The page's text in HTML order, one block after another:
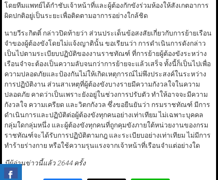
โดยทีมแพทย์ได้กำชับเจ้าหน้าที่และผู้ต้องกักขังร่วมห้องให้สังเกตอาการ
ผิดปกติอยู่เป็นระยะเพื่อติดตามอาการอย่างใกล้ชิด
นายวีระกิตติ์ กล่าวปิดท้ายว่า ส่วนประเด็นข้อสงสัยเกี่ยวกับการย้ายเรือน
จำของผู้ต้องขังโดยไม่แจ้งญาตินั้น ขอเรียนว่า การดำเนินการดังกล่าว
เป็นไปตามระเบียบปฏิบัติของงานราชทัณฑ์ ที่การย้ายผู้ต้องขังระหว่าง
เรือนจำจะต้องเป็นความลับจนกว่าการย้ายจะแล้วเสร็จ ทั้งนี้ก็เป็นไปเพื่อ
ความปลอดภัยและป้องกันไม่ให้เกิดเหตุการณ์ไม่พึงประสงค์ในระหว่าง
การปฏิบัติงาน ส่วนสาเหตุที่ผู้ต้องขังบางรายมีความกังวลใจในความ
ปลอดภัย คาดว่าเป็นเพราะยังอยู่ในช่วงการปรับตัว ทำให้อาจจะมีความ
กังวลใจ ความเครียด และวิตกกังวล ซึ่งขอยืนยันว่า กรมราชทัณฑ์ มีการ
ดำเนินการและปฏิบัติต่อผู้ต้องขังทุกคนอย่างเท่าเทียม ไม่เฉพาะบุคคล
กลุ่มใดกลุ่มหนึ่ง และผู้ต้องขังทุกคนที่ถูกคุมขังภายใต้หน่วยงานของกรม
ราชทัณฑ์จะได้รับการปฏิบัติตามกฎ และระเบียบอย่างเท่าเทียม ไม่มีการ
ทำร้ายร่างกาย หรือใช้ความรุนแรงจากเจ้าหน้าที่เรือนจำแต่อย่างใด
มีผู้อ่านข่าวนี้แล้ว 2644 ครั้ง